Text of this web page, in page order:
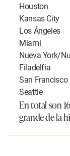
Houston
Kansas City
Los Ángeles
Miami
Nueva York/
Filadelfia
San Francisco
Seattle
En total son
grande de la